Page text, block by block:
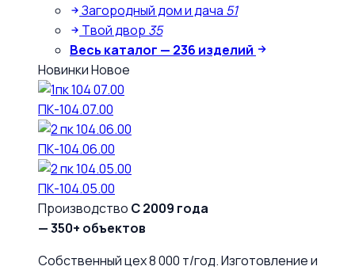
Загородный дом и дача 51
Твой двор 35
Весь каталог — 236 изделий
НовинкиНовое
ПК-104.07.00
ПК-104.06.00
ПК-104.05.00
Производство С 2009 года
— 350+ объектов
Собственный цех 8 000 т/год. Изготовление и